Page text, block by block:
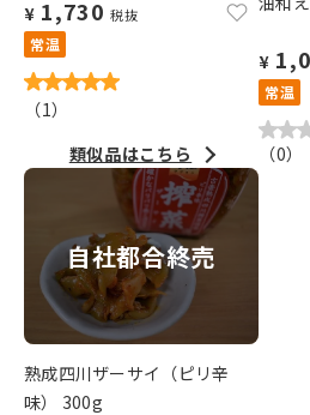
¥ 1,730 税抜
常温
（1）
類似品はこちら
¥
常温
（0）
自社都合終売
熟成四川ザーサイ（ピリ辛
味） 300g